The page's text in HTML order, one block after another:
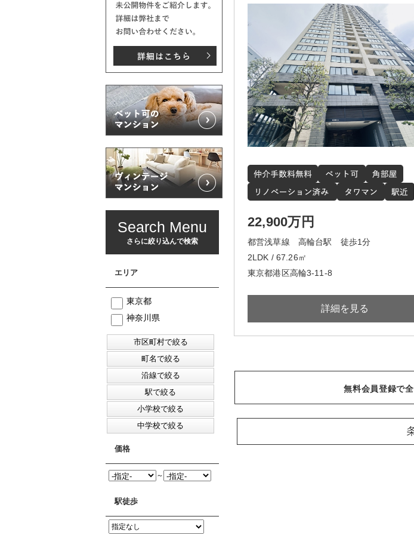
Search Menu
さらに絞り込んで検索
エリア
東京都
神奈川県
価格
～
駅徒歩
22,900万円
都営浅草線 高輪台駅 徒歩1分
2LDK / 67.26㎡
東京都港区高輪3-11-8
詳細を見る
無料会員登録で全